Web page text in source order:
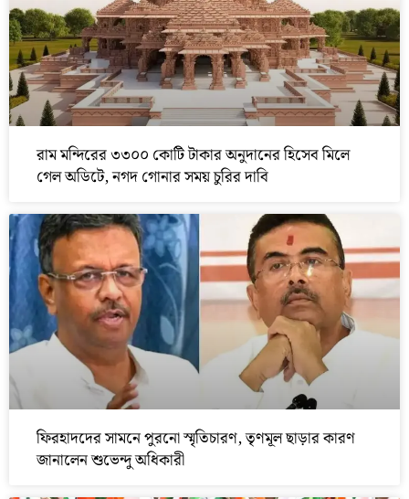
রাম মন্দিরের ৩৩০০ কোটি টাকার অনুদানের হিসেব মিলে
গেল অডিটে, নগদ গোনার সময় চুরির দাবি
ফিরহাদদের সামনে পুরনো স্মৃতিচারণ, তৃণমূল ছাড়ার কারণ
জানালেন শুভেন্দু অধিকারী